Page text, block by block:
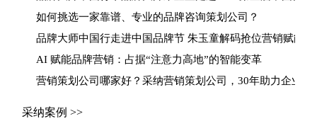
如何挑选一家靠谱、专业的品牌咨询策划公司？
品牌大师中国行走进中国品牌节 朱玉童解码抢位营销赋能
AI 赋能品牌营销：占据“注意力高地”的智能变革
营销策划公司哪家好？采纳营销策划公司，30年助力企业实
采纳案例 >>